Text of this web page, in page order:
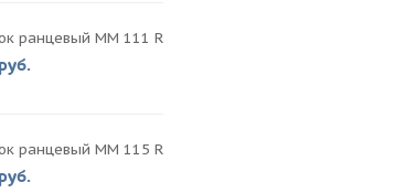
ранцевый MM 111 R
ранцевый MM 115 R